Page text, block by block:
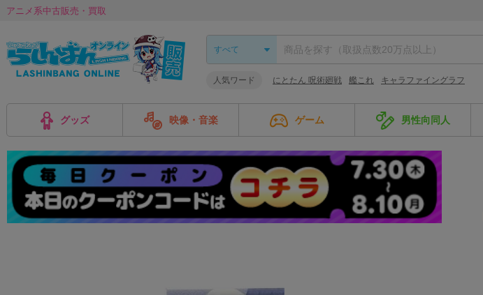
アニメ系中古販売・買取
人気ワード にとたん 呪術廻戦 艦これ キャラファイングラフ
グッズ 映像・音楽 ゲーム 男性向同人